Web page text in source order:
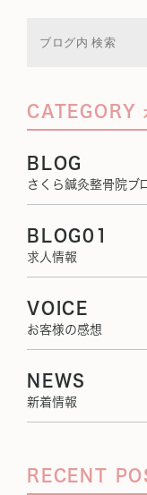
CATEGORY
BLOG
さくら鍼灸整骨院ブ
BLOG01
求人情報
VOICE
お客様の感想
NEWS
新着情報
RECENT